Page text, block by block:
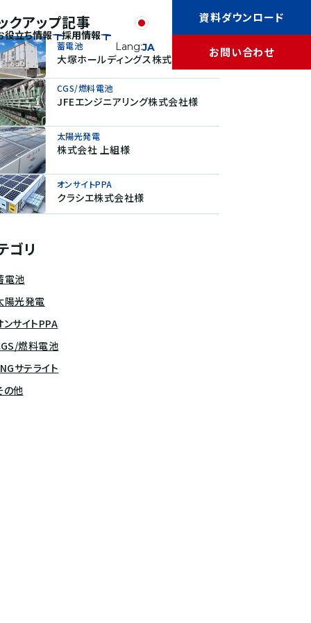
役立ち情報 採用情報
資料ダウンロード
お問い合わせ
Lang:JA
クアップ記事
蓄電池
大塚ホールディングス株式会社様
CGS/燃料電池
JFEエンジニアリング株式会社様
太陽光発電
株式会社 上組様
オンサイトPPA
クラシエ株式会社様
ゴリ
電池
陽光発電
ンサイトPPA
燃料電池
サテライト
の他